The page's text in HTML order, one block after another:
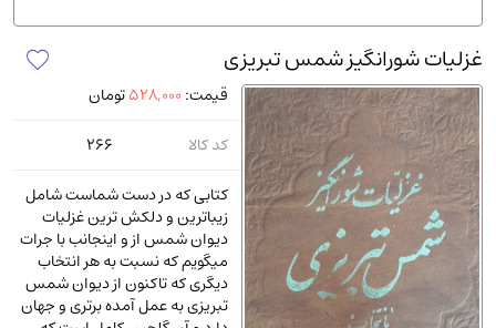
پزشکی(140)
کامپیوتر و نرم افزار(13)
ورزشی و تربیت بدنی(34)
آشپزی و خوراکی
سرگرمی و بازی
سیاسی (116)
رمان و داستان خارجی(489)
حقوقی و قانون (47)
کتاب های مصور رنگی و گلاسه (23)
غزلیات شورانگیز شمس تبریزی
قیمت: 528,000تومان
کد کالا
266
کتابی که در دست شماست شامل
زیباترین و دلکش ترین غزلیات
دیوان شمس از و اینجانب با جرات
میگویم که نسبت به هر انتخاب
دیگری که تاکنون از دیوان شمس
تبریزی به عمل آمده برتری و جهان